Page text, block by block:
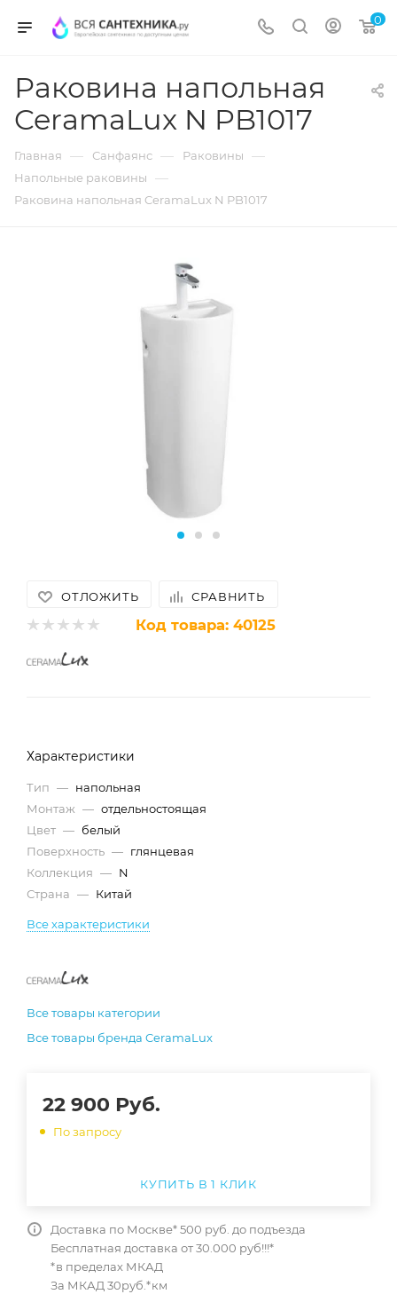
0
Раковина напольная
CeramaLux N PB1017
Главная — Санфаянс — Раковины —
Напольные раковины —
Раковина напольная CeramaLux N PB1017
ОТЛОЖИТЬ СРАВНИТЬ
Код товара: 40125
Характеристики
Тип — напольная
Монтаж — отдельностоящая
Цвет — белый
Поверхность — глянцевая
Коллекция — N
Страна — Китай
Все характеристики
Все товары категории
Все товары бренда CeramaLux
22 900 Руб.
По запросу
КУПИТЬ В 1 КЛИК
Доставка по Москве* 500 руб. до подъезда
Бесплатная доставка от 30.000 руб!!!*
*в пределах МКАД
За МКАД 30руб.*км